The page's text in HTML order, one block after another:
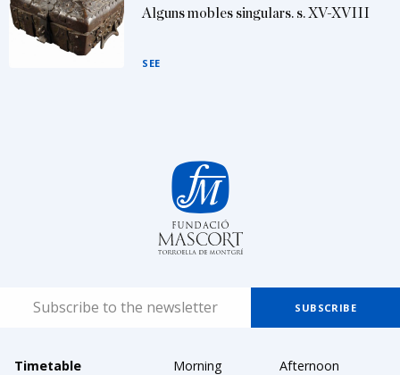
Alguns mobles singulars. s. XV-XVIII
SEE
Timetable Morning
Afternoon